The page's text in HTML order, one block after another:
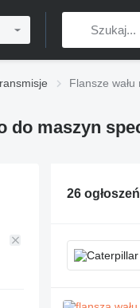
Flansze
do maszyn
26